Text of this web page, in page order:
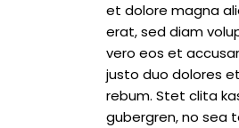
et dolore magna
erat, sed diam
vero eos et
justo duo dolores
rebum. Stet clita
gubergren, no sea